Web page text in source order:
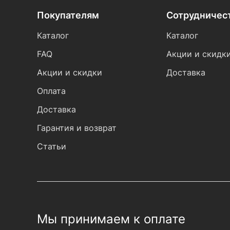
Покупателям
Каталог
FAQ
Акции и скидки
Оплата
Доставка
Гарантия и возврат
Статьи
Каталог
Акции и
Доставка
Мы принимаем к оплате